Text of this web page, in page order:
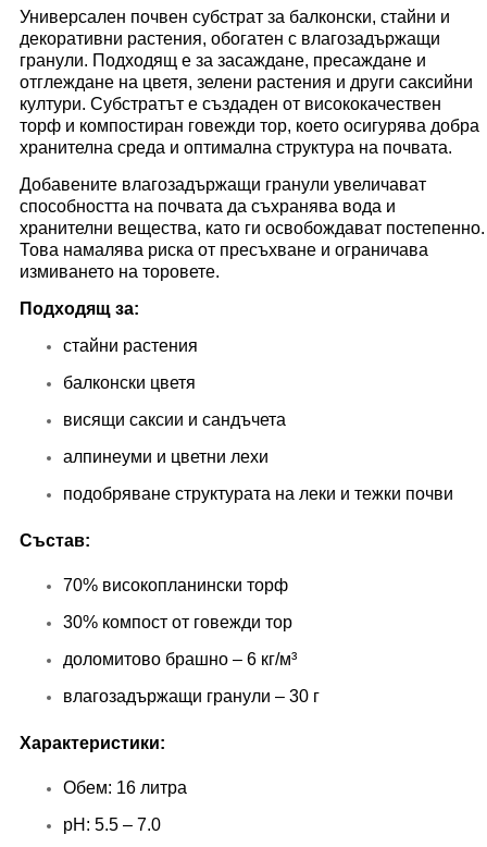
Универсален почвен субстрат за балконски, стайни и
декоративни растения, обогатен с влагозадържащи
гранули. Подходящ е за засаждане, пресаждане и
отглеждане на цветя, зелени растения и други саксийни
култури. Субстратът е създаден от висококачествен
торф и компостиран говежди тор, което осигурява добра
хранителна среда и оптимална структура на почвата.
Добавените влагозадържащи гранули увеличават
способността на почвата да съхранява вода и
хранителни вещества, като ги освобождават постепенно.
Това намалява риска от пресъхване и ограничaва
измиването на торовете.
Подходящ за:
стайни растения
балконски цветя
висящи саксии и сандъчета
алпинеуми и цветни лехи
подобряване структурата на леки и тежки почви
Състав:
70% високопланински торф
30% компост от говежди тор
доломитово брашно – 6 кг/м³
влагозадържащи гранули – 30 г
Характеристики:
Обем: 16 литра
pH: 5.5 – 7.0